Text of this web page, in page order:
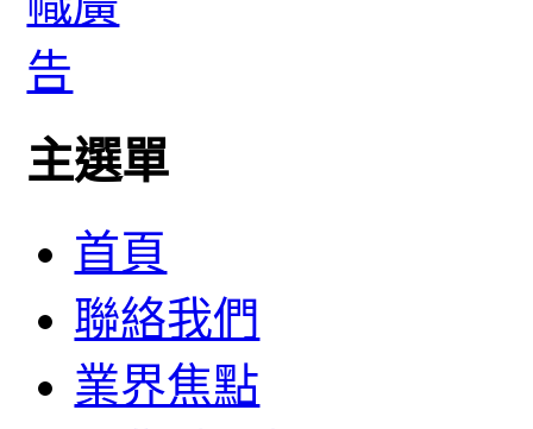
主選單
首頁
聯絡我們
業界焦點